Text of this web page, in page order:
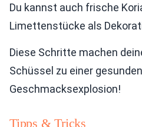
Du kannst auch frische
Limettenstücke als
Diese Schritte machen
Schüssel zu einer gesunden
Geschmacksexplosion!
Tipps & Tricks